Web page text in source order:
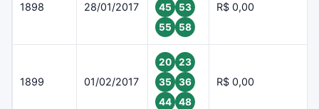
1898 28/01/2017
45
53
55
58
R$ 0,00
1899 01/02/2017
20
23
35
36
44
48
R$ 0,00